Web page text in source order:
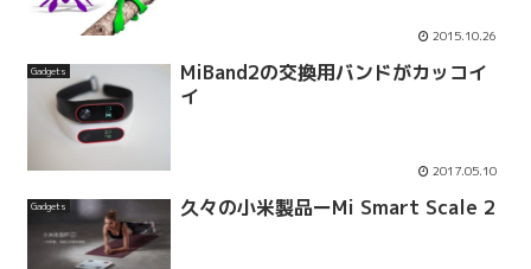
2015.10.26
Gadgets
MiBand2の交換用バンドがカッコイ
イ
2017.05.10
Gadgets 久々の小米製品ーMi Smart Scale 2